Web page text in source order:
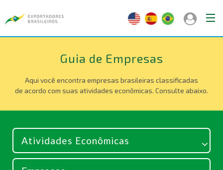
Guia de Empresas
Aqui você encontra empresas brasileiras classificadas
de acordo com suas atividades econômicas. Consulte abaixo.